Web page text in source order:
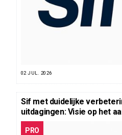
02 JUL. 2026
Sif met duidelijke
uitdagingen: Visie op het
PRO